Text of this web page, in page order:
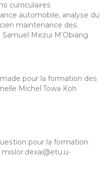
curriculaires
automobile, analyse du
maintenance des
Mezui M’Obiang
pour la formation des
Michel Towa Koh
pour la formation.
mislor.dexai@etu.u-